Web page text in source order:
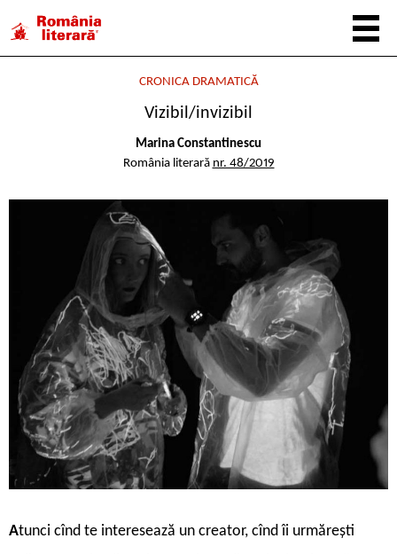
CRONICA DRAMATICĂ
Vizibil/invizibil
Marina Constantinescu
România literară nr. 48/2019
Atunci cînd te interesează un creator, cînd îi urmărești